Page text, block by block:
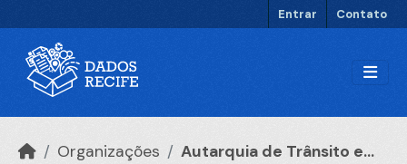
Entrar Contato
Organizações Autarquia de Trânsito e...